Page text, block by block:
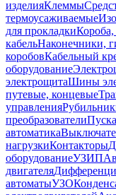
изделияКлеммы
термоусаживаемые
для прокладкиКороба,
кабельНаконечники,
коробовКабельный
оборудование
электрощитаШины
путевые, концевые
управления
преобразователи
автоматика
нагрузкиКонтакторы
оборудованиеУЗИП
двигателя
автоматыУЗО